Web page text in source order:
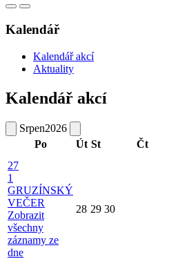
Kalendář
Kalendář akcí
Aktuality
Kalendář akcí
Srpen2026
Po
Út St Čt
27
1
GRUZÍNSKÝ
VEČER
Zobrazit
všechny
záznamy ze
dne
28 29 30